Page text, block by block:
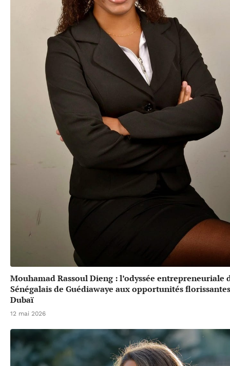
Mouhamad Rassoul Dieng : l’odyssée entrepreneuriale
Sénégalais de Guédiawaye aux opportunités
Dubaï
12 mai 2026